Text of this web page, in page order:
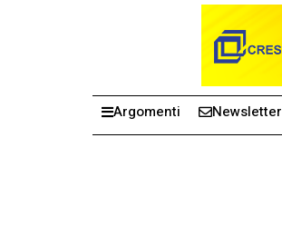
Argomenti Newsletter